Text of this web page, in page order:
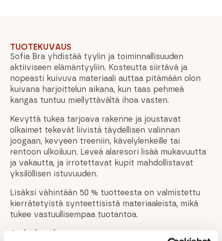
TUOTEKUVAUS
Sofia Bra yhdistää tyylin ja toiminnallisuuden
aktiiviseen elämäntyyliin. Kosteutta siirtävä ja
nopeasti kuivuva materiaali auttaa pitämään olon
kuivana harjoittelun aikana, kun taas pehmeä
kangas tuntuu miellyttävältä ihoa vasten.
Kevyttä tukea tarjoava rakenne ja joustavat
olkaimet tekevät liivistä täydellisen valinnan
joogaan, kevyeen treeniin, kävelylenkeille tai
rentoon ulkoiluun. Leveä alaresori lisää mukavuutta
ja vakautta, ja irrotettavat kupit mahdollistavat
yksilöllisen istuvuuden.
Lisäksi vähintään 50 % tuotteesta on valmistettu
kierrätetyistä synteettisistä materiaaleista, mikä
tukee vastuullisempaa tuotantoa.
Ominaisuudet